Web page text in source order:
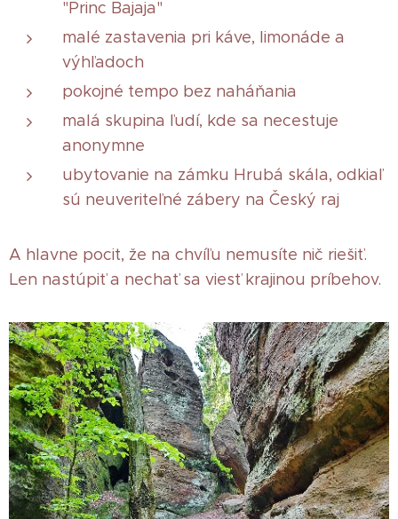
"Princ Bajaja"
malé zastavenia pri káve, limonáde a
výhľadoch
pokojné tempo bez naháňania
malá skupina ľudí, kde sa necestuje
anonymne
ubytovanie na zámku Hrubá skála, odkiaľ
sú neuveriteľné zábery na Český raj
A hlavne pocit, že na chvíľu nemusíte nič riešiť.
Len nastúpiť a nechať sa viesť krajinou príbehov.